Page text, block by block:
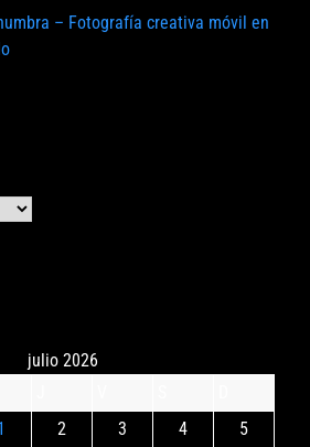
– Fotografía creativa móvil en
julio 2026
2 3 4 5